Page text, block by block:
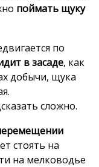
поймать щуку
по
в засаде, как
добычи, щука
сложно.
стоять на
на мелководье